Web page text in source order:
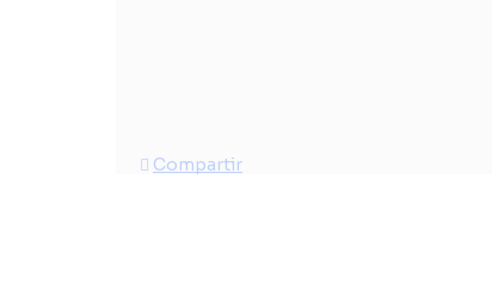
Compartir